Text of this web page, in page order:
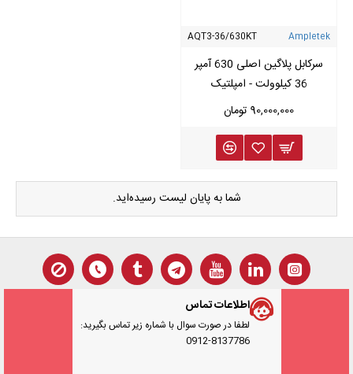
Ampletek
AQT3-36/630KT
سرکابل پلاگین اصلی 630 آمپر
36 کیلوولت - امپلتیک
90,000,000 تومان
شما به پایان لیست رسیده‌اید.
اطلاعات تماس
لطفا در صورت سوال با شماره زیر تماس بگیرید:
0912-8137786